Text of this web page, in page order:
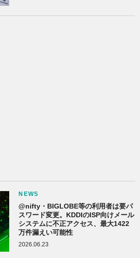
NEWS
@nifty・BIGLOBE等の利用者は要パ
スワード変更。KDDIのISP向けメール
システムに不正アクセス、最大1422
万件漏えい可能性
2026.06.23